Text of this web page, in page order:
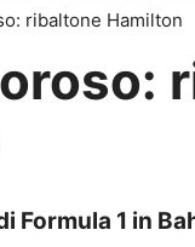
ribaltone Hamilton
Formula 1 in